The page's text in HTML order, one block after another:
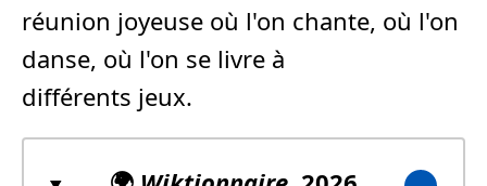
réunion joyeuse où l'on chante, où l'on
danse, où l'on se livre à
différents jeux.